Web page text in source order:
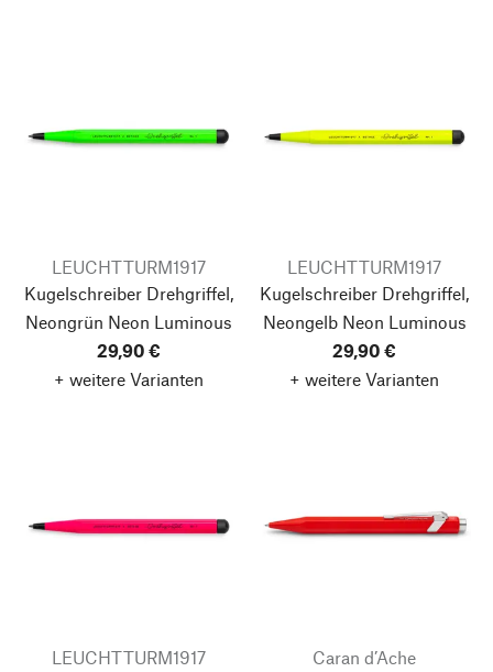
LEUCHTTURM1917
Kugelschreiber Drehgriffel,
Neongrün Neon Luminous
29,90 €
+ weitere Varianten
LEUCHTTURM1917
Kugelschreiber Drehgriffel,
NeongelbNeon Luminous
29,90 €
+ weitere Varianten
LEUCHTTURM1917
Caran d’Ache